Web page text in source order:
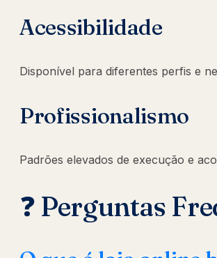
Acessibilidade
Disponível para diferentes perfis e
Profissionalismo
Padrões elevados de execução e
❓ Perguntas